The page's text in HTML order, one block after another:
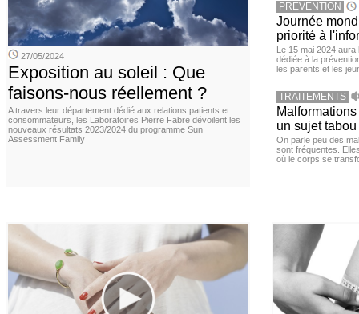
27/05/2024
Exposition au soleil : Que
faisons-nous réellement ?
A travers leur département dédié aux relations patients et
consommateurs, les Laboratoires Pierre Fabre dévoilent les
nouveaux résultats 2023/2024 du programme Sun
Assessment Family
PREVENTION
Journée
priorité à
Le 15 mai 2024 aura
dédiée à la
les parents et les
TRAITEMENTS
un sujet tabou
On parle peu des
sont fréquentes.
où le corps se